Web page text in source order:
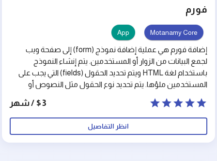
فورم
Motanamy Core
App
إضافة فورم هي عملية إضافة نموذج (form) إلى صفحة ويب
لجمع البيانات من الزوار أو المستخدمين. يتم إنشاء النموذج
باستخدام لغة HTML ويتم تحديد الحقول (fields) التي يجب على
المستخدمين ملؤها. يتم تحديد نوع الحقول مثل النصوص أو
استخدام الفورم للتواصل مع الزوار وجمع المعلومات مثل
تغذية الرأي، الاشتراك في النشرات الإخبارية، طلبات العمل أو
الخدمات، الإبلاغ عن المشكلات وغيرها. يمكن أيضًا استخدام
الفورم لجمع بيانات المستخدمين وتخزينها في قاعدة بيانات
$3 / شهر
انظر التفاصيل